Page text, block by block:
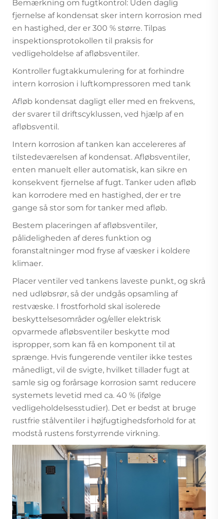
Bemærkning om fugtkontrol: Uden daglig
fjernelse af kondensat sker intern korrosion med
en hastighed, der er 300 % større. Tilpas
inspektionsprotokollen til praksis for
vedligeholdelse af afløbsventiler.
Kontroller fugtakkumulering for at forhindre
intern korrosion i luftkompressoren med tank
Afløb kondensat dagligt eller med en frekvens,
der svarer til driftscyklussen, ved hjælp af en
afløbsventil.
Intern korrosion af tanken kan accelereres af
tilstedeværelsen af kondensat. Afløbsventiler,
enten manuelt eller automatisk, kan sikre en
konsekvent fjernelse af fugt. Tanker uden afløb
kan korrodere med en hastighed, der er tre
gange så stor som for tanker med afløb.
Bestem placeringen af afløbsventiler,
pålideligheden af deres funktion og
foranstaltninger mod fryse af væsker i koldere
klimaer.
Placer ventiler ved tankens laveste punkt, og skrå
ned udløbsrør, så der undgås opsamling af
restvæske. I frostforhold skal isolerede
beskyttelsesområder og/eller elektrisk
opvarmede afløbsventiler beskytte mod
ispropper, som kan få en komponent til at
sprænge. Hvis fungerende ventiler ikke testes
månedligt, vil de svigte, hvilket tillader fugt at
samle sig og forårsage korrosion samt reducere
systemets levetid med ca. 40 % (ifølge
vedligeholdelsesstudier). Det er bedst at bruge
rustfrie stålventiler i højfugtighedsforhold for at
modstå rustens forstyrrende virkning.